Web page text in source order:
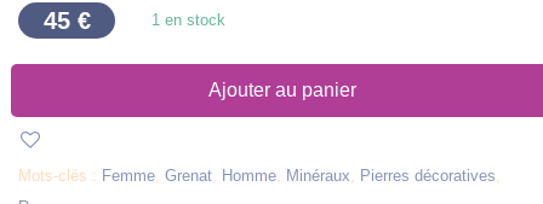
45 € 1 en stock
Ajouter au panier
Mots-clés : Femme, Grenat, Homme, Minéraux, Pierres décoratives,